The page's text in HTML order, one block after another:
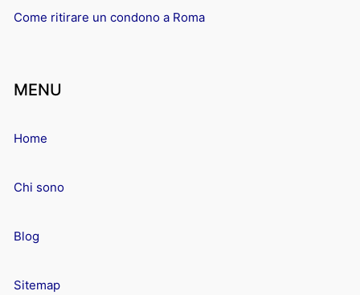
Come ritirare un condono a Roma
MENU
Home
Chi sono
Blog
Sitemap